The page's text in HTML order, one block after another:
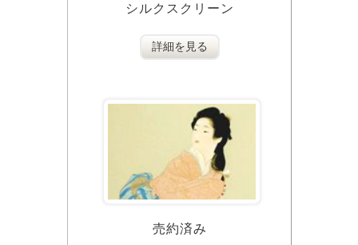
シルクスクリーン
詳細を見る
売約済み